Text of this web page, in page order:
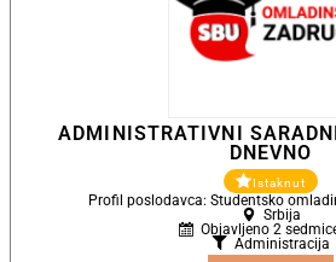
ADMINISTRATIVNI
DNEVNO
Istaknut
Profil poslodavca: Studentsko
Srbija
Objavljeno 2
Administracija